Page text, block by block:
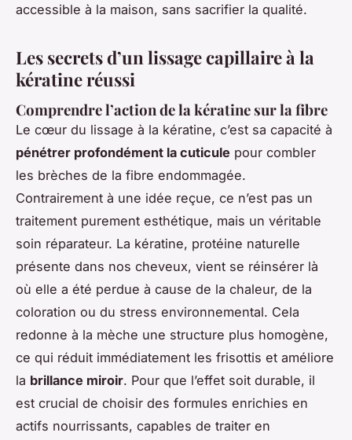
accessible à la maison, sans sacrifier la qualité.
Les secrets d’un lissage capillaire à la
kératine réussi
Comprendre l’action de la kératine sur la fibre
Le cœur du lissage à la kératine, c’est sa capacité à
pénétrer profondément la cuticule pour combler
les brèches de la fibre endommagée.
Contrairement à une idée reçue, ce n’est pas un
traitement purement esthétique, mais un véritable
soin réparateur. La kératine, protéine naturelle
présente dans nos cheveux, vient se réinsérer là
où elle a été perdue à cause de la chaleur, de la
coloration ou du stress environnemental. Cela
redonne à la mèche une structure plus homogène,
ce qui réduit immédiatement les frisottis et améliore
la brillance miroir. Pour que l’effet soit durable, il
est crucial de choisir des formules enrichies en
actifs nourrissants, capables de traiter en